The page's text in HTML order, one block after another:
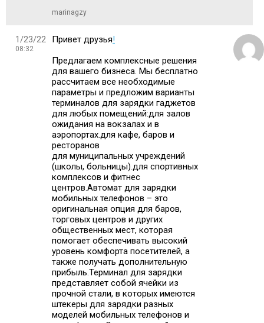
marinagzy
1/23/22
08:32
Привет друзья!
Предлагаем комплексные решения
для вашего бизнеса. Мы бесплатно
рассчитаем все необходимые
параметры и предложим варианты
терминалов для зарядки гаджетов
для любых помещений:для залов
ожидания на вокзалах и в
аэропортах.для кафе, баров и
ресторанов
для муниципальных учреждений
(школы, больницы).для спортивных
комплексов и фитнес
центров.Автомат для зарядки
мобильных телефонов – это
оригинальная опция для баров,
торговых центров и других
общественных мест, которая
помогает обеспечивать высокий
уровень комфорта посетителей, а
также получать дополнительную
прибыль.Терминал для зарядки
представляет собой ячейки из
прочной стали, в которых имеются
штекеры для зарядки разных
моделей мобильных телефонов и